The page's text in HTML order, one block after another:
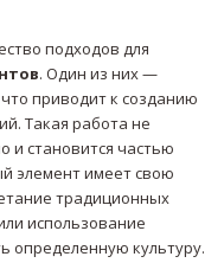
подходов для
. Один из них —
приводит к созданию
Такая работа не
и становится частью
элемент имеет свою
традиционных
использование
определенную культуру.